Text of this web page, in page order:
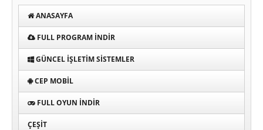
ANASAYFA
FULL PROGRAM INDIR
GÜNCEL İŞLETIM SISTEMLER
CEP MOBIL
FULL OYUN İNDIR
ÇEŞIT